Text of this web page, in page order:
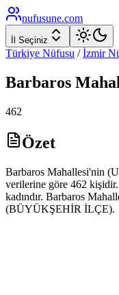
nufusune.com
İl Seçiniz
Türkiye Nüfusu / İzmir
Barbaros
462
Özet
Barbaros Mahallesi'nin
verilerine göre 462
kadındır. Barbaros
(BÜYÜKŞEHİR İLÇE).